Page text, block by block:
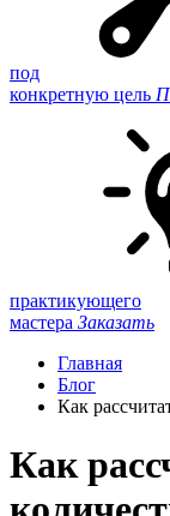
под
конкретную цель
практикующего
мастера Заказать
Главная
Блог
Как
Как